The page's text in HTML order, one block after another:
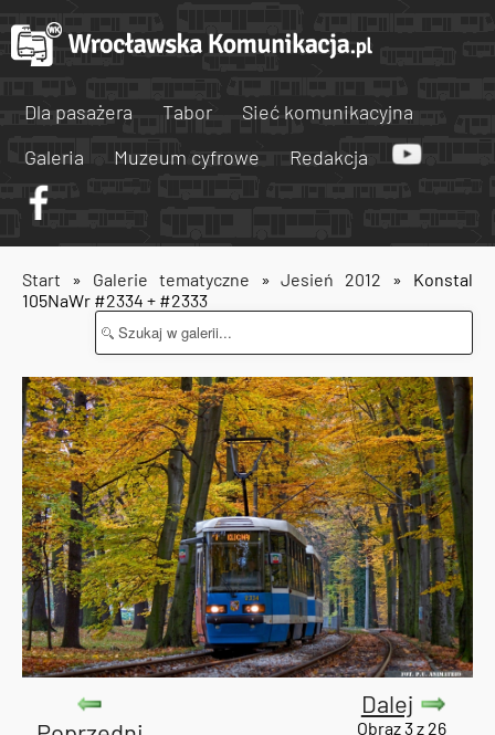
Dla pasażera Tabor
Sieć komunikacyjna
Galeria
Muzeum cyfrowe Redakcja
Start » Galerie tematyczne »Jesień 2012 » Konstal
105NaWr #2334 + #2333
Dalej
Obraz 3 z 26